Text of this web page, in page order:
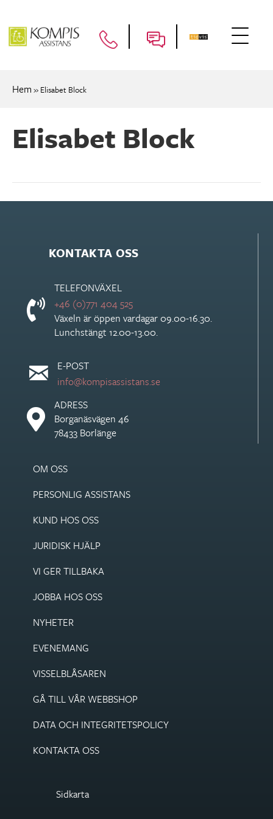
Hem » Elisabet Block
Elisabet Block
KONTAKTA OSS
TELEFONVÄXEL
+46 (0)771 404 525
Växeln är öppen vardagar 09.00-16.30.
Lunchstängt 12.00-13.00.
E-POST
info@kompisassistans.se
ADRESS
Borganäsvägen 46
78433 Borlänge
OM OSS
PERSONLIG ASSISTANS
KUND HOS OSS
JURIDISK HJÄLP
VI GER TILLBAKA
JOBBA HOS OSS
NYHETER
EVENEMANG
VISSEL­BLÅSAREN
GÅ TILL VÅR WEBBSHOP
DATA OCH INTEGRITETS­POLICY
KONTAKTA OSS
Sidkarta